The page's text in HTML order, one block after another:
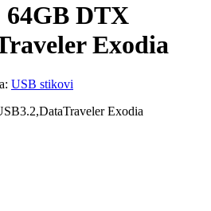
DTX
Exodia
USB stikovi
Exodia